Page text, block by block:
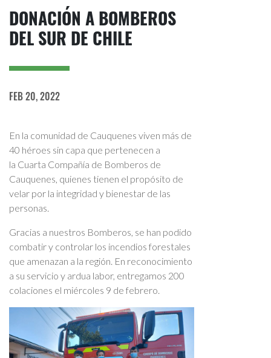
DONACIÓN A BOMBEROS
DEL SUR DE CHILE
FEB 20, 2022
En la comunidad de Cauquenes viven más de
40 héroes sin capa que pertenecen a
la Cuarta Compañía de Bomberos de
Cauquenes, quienes tienen el propósito de
velar por la integridad y bienestar de las
personas.
Gracias a nuestros Bomberos, se han podido
combatir y controlar los incendios forestales
que amenazan a la región. En reconocimiento
a su servicio y ardua labor, entregamos 200
colaciones el miércoles 9 de febrero.